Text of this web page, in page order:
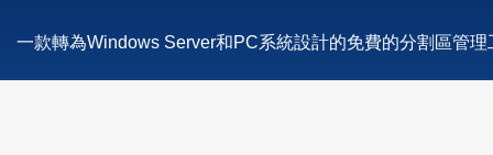
一款轉為Windows Server和PC系統設計的免費的分割區管理